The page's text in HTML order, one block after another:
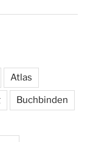
Atlas
Buchbinden